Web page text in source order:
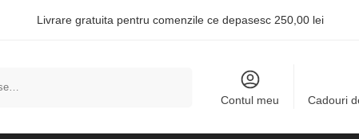
Livrare gratuita pentru comenzile ce depasesc 250,00 lei
Contul meu Cadouri